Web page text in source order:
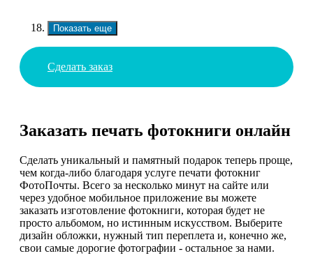
Показать еще
Сделать заказ
Заказать печать фотокниги онлайн
Сделать уникальный и памятный подарок теперь проще,
чем когда-либо благодаря услуге печати фотокниг
ФотоПочты. Всего за несколько минут на сайте или
через удобное мобильное приложение вы можете
заказать изготовление фотокниги, которая будет не
просто альбомом, но истинным искусством. Выберите
дизайн обложки, нужный тип переплета и, конечно же,
свои самые дорогие фотографии - остальное за нами.